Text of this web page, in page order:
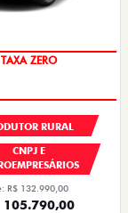
TAXA ZERO
RURAL
CNPJ E
R$ 132.990,00
105.790,00